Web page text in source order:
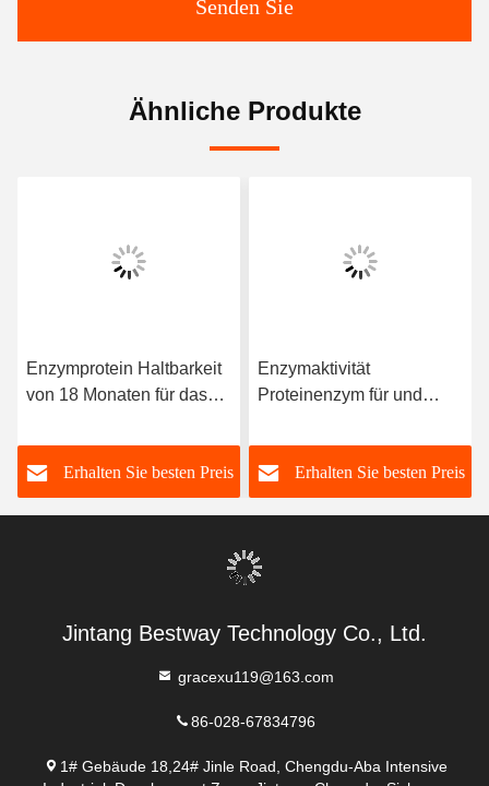
Senden Sie
Ähnliche Produkte
Enzymprotein Haltbarkeit
von 18 Monaten für das
Produktionsdatum und
Enzymaktivität von 200
Erhalten Sie besten Preis
Enzymaktivität
Proteinenzym für und
der Mikrobenfermentation
Erhalten Sie besten Preis
Jintang Bestway Technology Co., Ltd.
gracexu119@163.com
86-028-67834796
1# Gebäude 18,24# Jinle Road, Chengdu-Aba Intensive